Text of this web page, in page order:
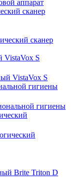
сканер
VistaVox S
гигиены
Brite Triton D